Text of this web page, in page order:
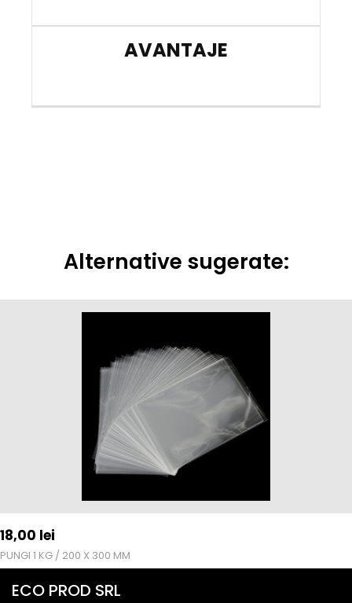
Alternative sugerate:
18,00 lei
PUNGI 1 KG / 200 X 300 MM
ECO PROD SRL